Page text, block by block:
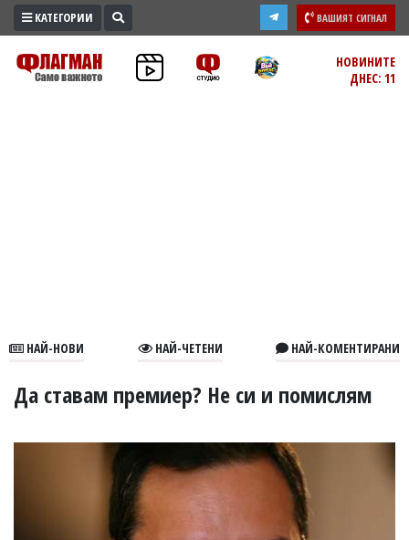
ПРОМО
ЗОНА
УКРАЙНА
СПОРТ
КАТЕГОРИИ ВАШИЯТ СИГНАЛ
НОВИНИТЕ
ДНЕС: 11
НАЙ-НОВИ НАЙ-ЧЕТЕНИ НАЙ-КОМЕНТИРАНИ
Да ставам премиер? Не си и помислям